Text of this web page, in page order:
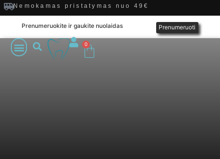
Nemokamas pristatymas nuo 49€
Prenumeruokite ir gaukite nuolaidas Prenumeruoti
0